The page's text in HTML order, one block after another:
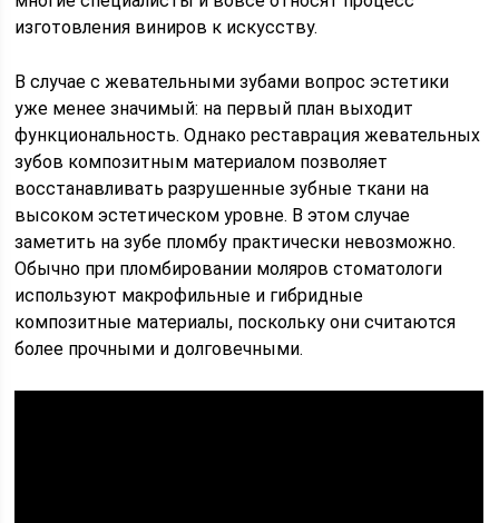
изготовления виниров к искусству.
В случае с жевательными зубами вопрос эстетики
уже менее значимый: на первый план выходит
функциональность. Однако реставрация жевательных
зубов композитным материалом позволяет
восстанавливать разрушенные зубные ткани на
высоком эстетическом уровне. В этом случае
заметить на зубе пломбу практически невозможно.
Обычно при пломбировании моляров стоматологи
используют макрофильные и гибридные
композитные материалы, поскольку они считаются
более прочными и долговечными.